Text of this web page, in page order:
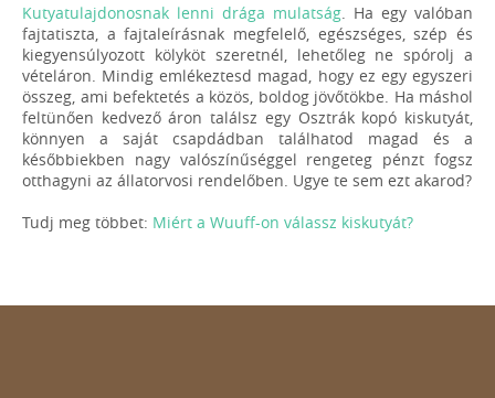
Kutyatulajdonosnak lenni drága mulatság . Ha egy valóban
fajtatiszta, a fajtaleírásnak megfelelő, egészséges, szép és
kiegyensúlyozott kölyköt szeretnél, lehetőleg ne spórolj a
vételáron. Mindig emlékeztesd magad, hogy ez egy egyszeri
összeg, ami befektetés a közös, boldog jövőtökbe. Ha máshol
feltünően kedvező áron találsz egy Osztrák kopó kiskutyát,
könnyen a saját csapdádban találhatod magad és a
későbbiekben nagy valószínűséggel rengeteg pénzt fogsz
otthagyni az állatorvosi rendelőben. Ugye te sem ezt akarod?
Tudj meg többet: Miért a Wuuff-on válassz kiskutyát?